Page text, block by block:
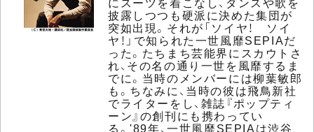
披露しつつも硬派に決めた集団が
突如出現。それが「ソイヤ！ ソイ
ヤ！」で知られた一世風靡SEPIAだ
った。たちまち芸能界にスカウトさ
れ、その名の通り一世を風靡するま
でに。当時のメンバーには柳葉敏郎
も。ちなみに、当時の彼は飛鳥新社
でライターをし、雑誌『ポップティ
ーン』の創刊にも携わってい
る。'89年、一世風靡SEPIAは渋谷